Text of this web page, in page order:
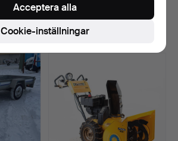
Klubbades 23 dec 2024
38 bud
1 944 USD
Cookie-inställningar
Acceptera alla